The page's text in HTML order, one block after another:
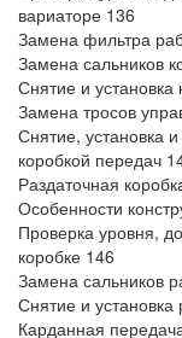
вариаторе 136
Замена фильтра
Замена сальников
Снятие и
Замена тросов
Снятие, установка
коробкой передач
Раздаточная
Особенности
Проверка уровня,
коробке 146
Замена сальников
Снятие и установка
Карданная